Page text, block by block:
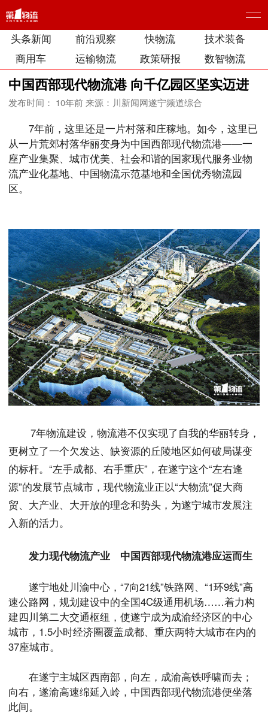
头条新闻 前沿观察 快物流
技术装备
商用车
运输物流 政策研报 数智物流
中国西部现代物流港 向千亿园区坚实迈进
发布时间： 10年前来源：川新闻网遂宁频道综合
7年前，这里还是一片村落和庄稼地。如今，这里已
从一片荒郊村落华丽变身为中国西部现代物流港——一
座产业集聚、城市优美、社会和谐的国家现代服务业物
流产业化基地、中国物流示范基地和全国优秀物流园
区。
7年物流建设，物流港不仅实现了自我的华丽转身，
更树立了一个欠发达、缺资源的丘陵地区如何破局谋变
的标杆。“左手成都、右手重庆”，在遂宁这个“左右逢
源”的发展节点城市，现代物流业正以“大物流”促大商
贸、大产业、大开放的理念和势头，为遂宁城市发展注
入新的活力。
发力现代物流产业 中国西部现代物流港应运而生
遂宁地处川渝中心，“7向21线”铁路网、“1环9线”高
速公路网，规划建设中的全国4C级通用机场……着力构
建四川第二大交通枢纽，使遂宁成为成渝经济区的中心
城市，1.5小时经济圈覆盖成都、重庆两特大城市在内的
37座城市。
在遂宁主城区西南部，向左，成渝高铁呼啸而去；
向右，遂渝高速绵延入岭，中国西部现代物流港便坐落
此间。